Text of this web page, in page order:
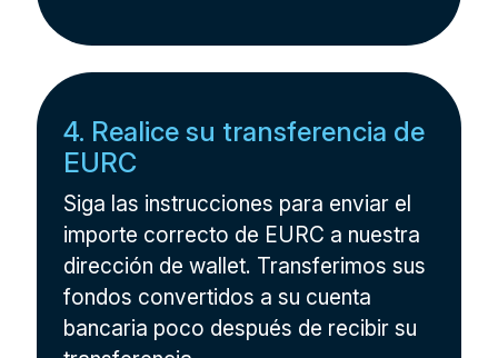
4. Realice su transferencia de
EURC
Siga las instrucciones para enviar el
importe correcto de EURC a nuestra
dirección de wallet. Transferimos sus
fondos convertidos a su cuenta
bancaria poco después de recibir su